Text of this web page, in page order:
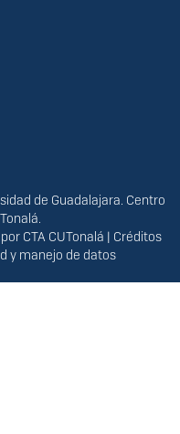
de Guadalajara. Centro
CTA CUTonalá | Créditos
y manejo de datos